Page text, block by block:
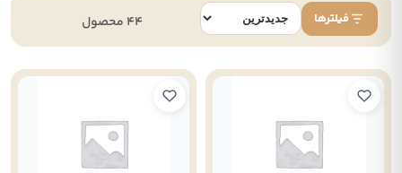
فیلترها 44 محصول